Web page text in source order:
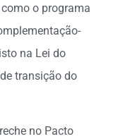
o programa
na Lei do
transição do
no Pacto